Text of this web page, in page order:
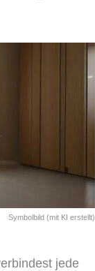
Symbolbild (mit KI erstellt)
jede